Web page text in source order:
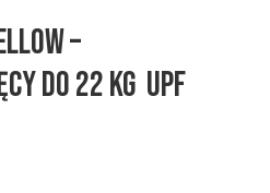
–
do 22 kg UPF